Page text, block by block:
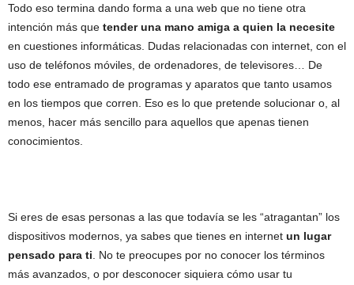
Todo eso termina dando forma a una web que no tiene otra
intención más que tender una mano amiga a quien la necesite
en cuestiones informáticas. Dudas relacionadas con internet, con el
uso de teléfonos móviles, de ordenadores, de televisores… De
todo ese entramado de programas y aparatos que tanto usamos
en los tiempos que corren. Eso es lo que pretende solucionar o, al
menos, hacer más sencillo para aquellos que apenas tienen
conocimientos.
Si eres de esas personas a las que todavía se les “atragantan” los
dispositivos modernos, ya sabes que tienes en internet un lugar
pensado para ti . No te preocupes por no conocer los términos
más avanzados, o por desconocer siquiera cómo usar tu